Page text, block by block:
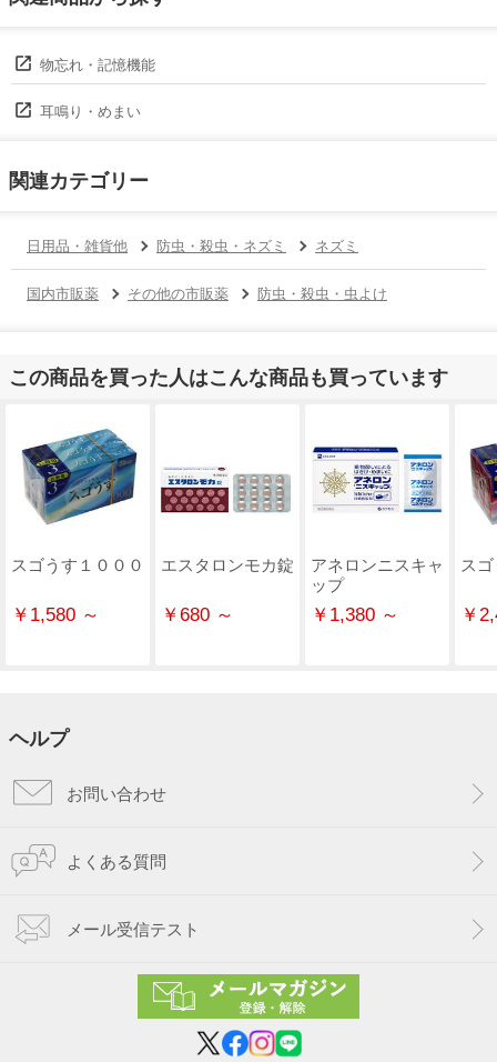
物忘れ・記憶機能
耳鳴り・めまい
関連カテゴリー
日用品・雑貨他 防虫・殺虫・ネズミ ネズミ
国内市販薬 その他の市販薬 防虫・殺虫・虫よけ
この商品を買った人はこんな商品も買っています
スゴうす１０００
￥1,580 ～
エスタロンモカ錠
￥680 ～
アネロンニスキャ
ップ
￥1,380 ～
ス
￥
ヘルプ
お問い合わせ
よくある質問
メール受信テスト